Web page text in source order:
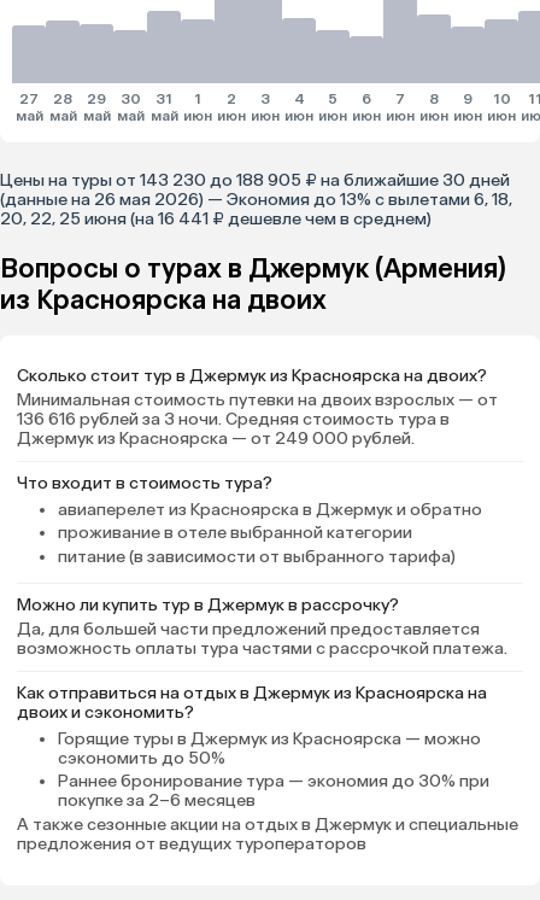
27
май
28
май
29
май
30
май
31
май
1
июн
2
июн
3
июн
4
июн
5
июн
6
июн
7
июн
8
июн
9
июн
10
июн
Цены на туры от 143 230 до 188 905 ₽ на ближайшие 30 дней
(данные на 26 мая 2026) — Экономия до 13% с вылетами 6, 18,
20, 22, 25 июня (на 16 441 ₽ дешевле чем в среднем)
Вопросы о турах в Джермук (Армения)
из Красноярска на двоих
Сколько стоит тур в Джермук из Красноярска на двоих?
Минимальная стоимость путевки на двоих взрослых — от
136 616 рублей за 3 ночи. Средняя стоимость тура в
Джермук из Красноярска — от 249 000 рублей.
Что входит в стоимость тура?
авиаперелет из Красноярска в Джермук и обратно
проживание в отеле выбранной категории
питание (в зависимости от выбранного тарифа)
Можно ли купить тур в Джермук в рассрочку?
Да, для большей части предложений предоставляется
возможность оплаты тура частями с рассрочкой платежа.
Как отправиться на отдых в Джермук из Красноярска на
двоих и сэкономить?
Горящие туры в Джермукиз Красноярска — можно
сэкономить до 50%
Раннее бронирование тура — экономия до 30% при
покупке за 2–6 месяцев
А такжесезонные акции на отдых в Джермуки специальные
предложения от ведущих туроператоров